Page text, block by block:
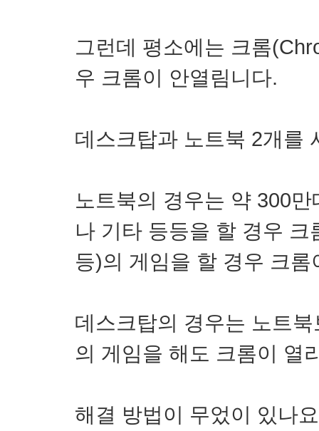
그런데 평소에는 크롬
우 크롬이 안열림니다.
데스크탑과 노트북 2개를
노트북의 경우는 약 300
나 기타 등등을 할 경우
등)의 게임을 할 경우 크
데스크탑의 경우는 노트
의 게임을 해도 크롬이 열
해결 방법이 무었이 있나